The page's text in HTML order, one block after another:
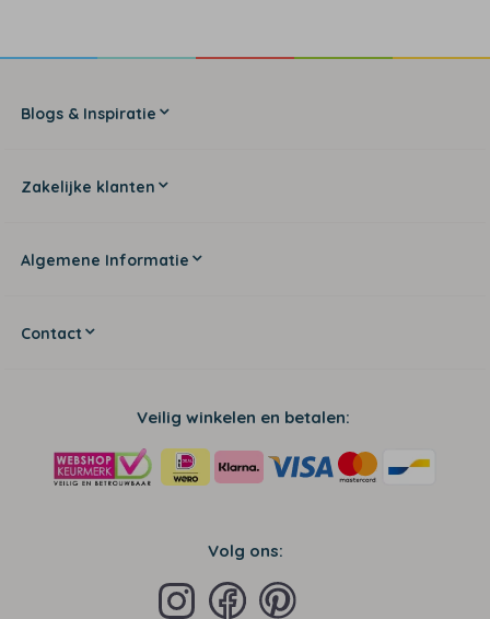
Blogs & Inspiratie
Zakelijke klanten
Algemene Informatie
Contact
Veilig winkelen en betalen:
Volg ons: